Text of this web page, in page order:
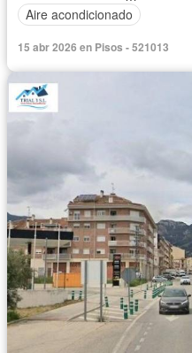
Aire acondicionado
15 abr 2026 en Pisos - 521013